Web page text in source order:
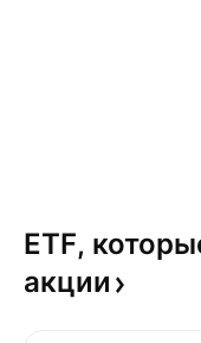
ETF,
акции